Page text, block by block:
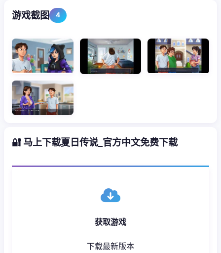
游戏截图 4
🔐 马上下载夏日传说_官方中文免费下载
获取游戏
下载最新版本